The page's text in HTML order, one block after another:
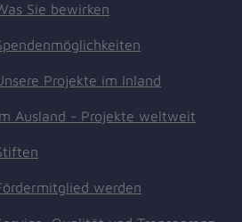
Sie bewirken
Projekte im Inland
Ausland - Projekte weltweit
werden